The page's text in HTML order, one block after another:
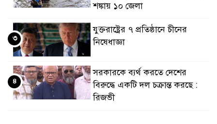
শঙ্কায় ১০ জেলা
যুক্তরাষ্ট্রের ৭ প্রতিষ্ঠানে চীনের
নিষেধাজ্ঞা
৩
সরকারকে ব্যর্থ করতে দেশের
বিরুদ্ধে একটি দল চক্রান্ত করছে :
রিজভী
৪